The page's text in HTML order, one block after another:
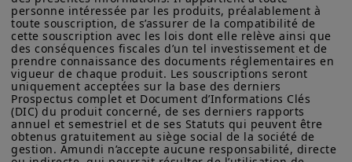
obligations d'État françaises (OAT), le
spread OAT-Bund s'élargissant à
environ 80 points de base. La
volatilité des spreads et la « prime
de risque politique » de 20 à 25
points de base par rapport à leur
juste valeur actuellement intégrée
vous êtes un « Ressortissant des États-Unis », vous n'êtes pas
autorisé à accéder à ce site et vous êtes invité à vous
connecter à amundi.com/usinvestors.
Les informations disponibles sur ce site sont fournies à titre
informatif seulement. Aucune information fournie ne constitue
une offre d’achat, une sollicitation de vente de titres, un conseil
d’investissement quant à l'achat ou à la vente d’un titre, une
offre ou une sollicitation par Amundi Canada ou une de ses
sociétés affiliées de fournir un conseil d'investissement ou un
service financier, juridique, fiscal ou de placement ni d’acheter
personne intéressée par les produits, préalablement à
toute souscription, de s’assurer de la compatibilité de
cette souscription avec les lois dont elle relève ainsi que
des conséquences fiscales d’un tel investissement et de
prendre connaissance des documents réglementaires en
vigueur de chaque produit. Les souscriptions seront
uniquement acceptées sur la base des derniers
Prospectus complet et Document d’Informations Clés
(DIC) du produit concerné, de ses derniers rapports
annuel et semestriel et de ses Statuts qui peuvent être
obtenus gratuitement au siège social de la société de
gestion. Amundi n’accepte aucune responsabilité, directe